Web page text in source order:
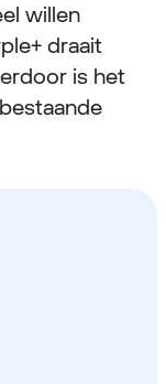
willen
draait
is het